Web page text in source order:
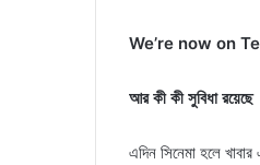
We’re now on
আর কী কী সুবিধা রয়েছে
এদিন সিনেমা হলে